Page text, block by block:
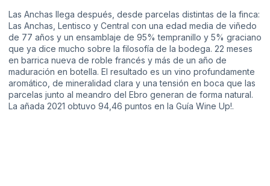
Las Anchas llega después, desde parcelas distintas de la finca:
Las Anchas, Lentisco y Central con una edad media de viñedo
de 77 años y un ensamblaje de 95% tempranillo y 5% graciano
que ya dice mucho sobre la filosofía de la bodega. 22 meses
en barrica nueva de roble francés y más de un año de
maduración en botella. El resultado es un vino profundamente
aromático, de mineralidad clara y una tensión en boca que las
parcelas junto al meandro del Ebro generan de forma natural.
La añada 2021 obtuvo 94,46 puntos en la Guía Wine Up!.